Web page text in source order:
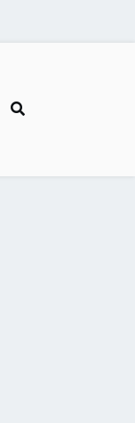
料版はどこまで